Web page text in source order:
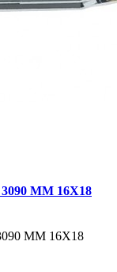
MM 16X18
MM 16X18